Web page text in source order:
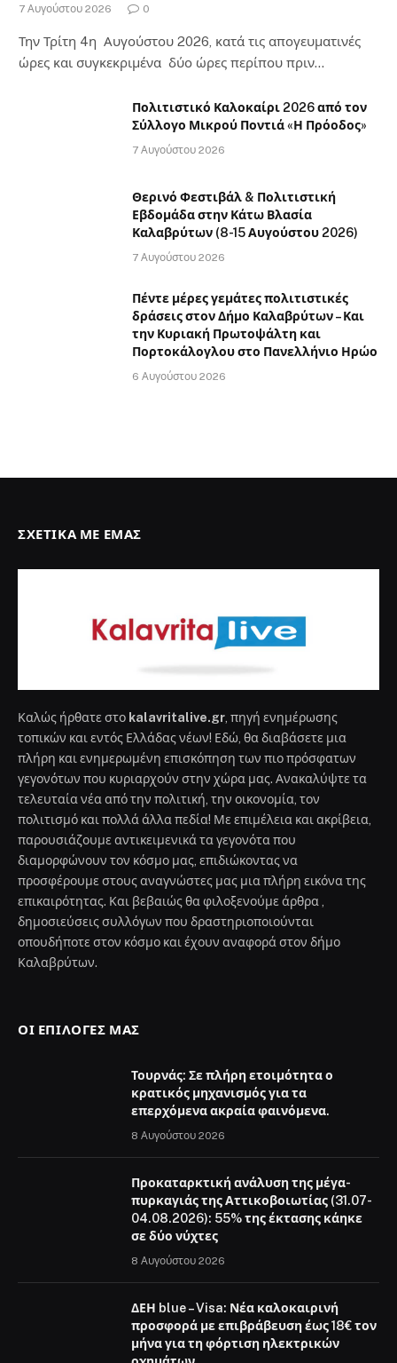
7 Αυγούστου 2026 0
Την Τρίτη 4η Αυγούστου 2026, κατά τις απογευματινές
ώρες και συγκεκριμένα δύο ώρες περίπου πριν…
Πολιτιστικό Καλοκαίρι 2026 από τον
Σύλλογο Μικρού Ποντιά «Η Πρόοδος»
7 Αυγούστου 2026
Θερινό Φεστιβάλ & Πολιτιστική
Εβδομάδα στην Κάτω Βλασία
Καλαβρύτων (8-15 Αυγούστου 2026)
7 Αυγούστου 2026
Πέντε μέρες γεμάτες πολιτιστικές
δράσεις στον Δήμο Καλαβρύτων – Και
την Κυριακή Πρωτοψάλτη και
Πορτοκάλογλου στο Πανελλήνιο Ηρώο
6 Αυγούστου 2026
ΣΧΕΤΙΚΆ ΜΕ ΕΜΆΣ
Καλώς ήρθατε στο kalavritalive.gr , πηγή ενημέρωσης
τοπικών και εντός Ελλάδας νέων! Εδώ, θα διαβάσετε μια
πλήρη και ενημερωμένη επισκόπηση των πιο πρόσφατων
γεγονότων που κυριαρχούν στην χώρα μας. Ανακαλύψτε τα
τελευταία νέα από την πολιτική, την οικονομία, τον
πολιτισμό και πολλά άλλα πεδία! Με επιμέλεια και ακρίβεια,
παρουσιάζουμε αντικειμενικά τα γεγονότα που
διαμορφώνουν τον κόσμο μας, επιδιώκοντας να
προσφέρουμε στους αναγνώστες μας μια πλήρη εικόνα της
επικαιρότητας. Και βεβαιώς θα φιλοξενούμε άρθρα ,
δημοσιεύσεις συλλόγων που δραστηριοποιούνται
οπουδήποτε στον κόσμο και έχουν αναφορά στον δήμο
Καλαβρύτων.
ΟΙ ΕΠΙΛΟΓΈΣ ΜΑΣ
Τουρνάς: Σε πλήρη ετοιμότητα ο
κρατικός μηχανισμός για τα
επερχόμενα ακραία φαινόμενα.
8 Αυγούστου 2026
Προκαταρκτική ανάλυση της μέγα-
πυρκαγιάς της Αττικοβοιωτίας (31.07-
04.08.2026): 55% της έκτασης κάηκε
σε δύο νύχτες
8 Αυγούστου 2026
ΔΕΗ blue – Visa: Νέα καλοκαιρινή
προσφορά με επιβράβευση έως 18€ τον
μήνα για τη φόρτιση ηλεκτρικών